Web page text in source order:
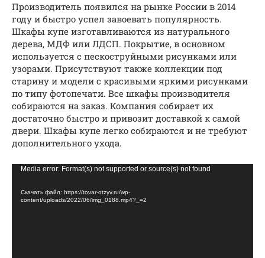
Производитель появился на рынке России в 2014
году и быстро успел завоевать популярность.
Шкафы купе изготавливаются из натурального
дерева, МДФ или ЛДСП. Покрытие, в основном
используется с пескоструйными рисунками или
узорами. Присутствуют также коллекции под
старину и модели с красивыми яркими рисунками
по типу фотопечати. Все шкафы производителя
собираются на заказ. Компания собирает их
достаточно быстро и привозит доставкой к самой
двери. Шкафы купе легко собираются и не требуют
дополнительного ухода.
Видеоплеер
Media error: Format(s) not supported or source(s) not found
Скачать файл: https://tovar-otzyv.ru/wp-
content/uploads/2022/06/img_0188.mp4?_=2